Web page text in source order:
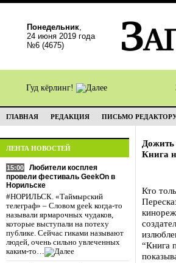
Понедельник,
24 июня 2019 года
№6 (4675)
Гуд кёрлинг!
ГЛАВНАЯ РЕДАКЦИЯ ПИСЬМО
ЛЕНТА НОВОСТЕЙ
15:00
Любители косплея
провели фестиваль GeekOn в
Норильске
#НОРИЛЬСК. «Таймырский
телеграф» – Словом geek когда-то
называли ярмарочных чудаков,
которые выступали на потеху
публике. Сейчас гиками называют
людей, очень сильно увлеченных
каким-то…
Дожить
Книга
Кто
“Книга